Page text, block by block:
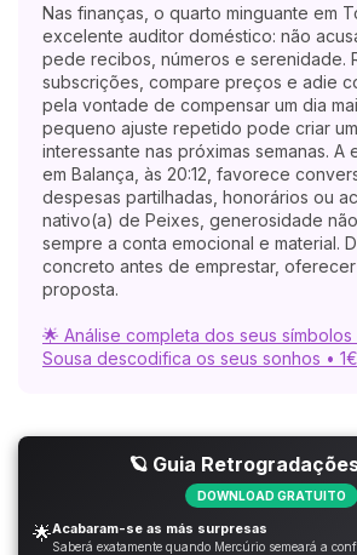
Nas finanças, o quarto minguante em
excelente auditor doméstico: não
pede recibos, números e serenidade.
subscrições, compare preços e adie
pela vontade de compensar um dia
pequeno ajuste repetido pode criar
interessante nas próximas semanas. A
em Balança, às 20:12, favorece
despesas partilhadas, honorários ou
nativo(a) de Peixes, generosidade
sempre a conta emocional e material.
concreto antes de emprestar,
proposta.
🌟 Análise completa dos seus
Sousa descodifica os seus sonhos • 1€
🪐 Guia
DOWNLOAD GRATUITO
🌟Acabaram-se as más surpresas
Saberá exatamente quando Mercúrio semeará a